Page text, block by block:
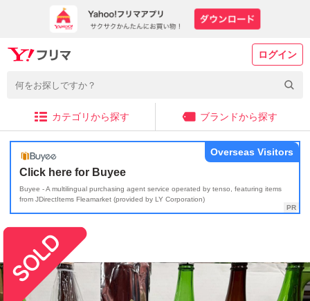
ログイン
カテゴリから探す ブランドから探す
Click here for Buyee
Buyee - A multilingual purchasing agent service operated by tenso, featuring items
from JDirectItems Fleamarket (provided by LY Corporation)
Overseas Visitors